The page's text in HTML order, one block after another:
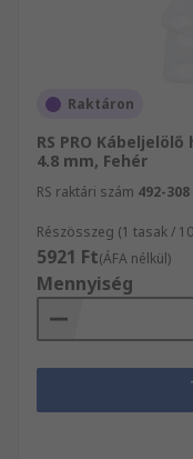
Raktáron
RS PRO
4.8 mm, Fehér
RS raktári szám 492-308
Részösszeg (1 tasak /
5921 Ft(ÁFA nélkül)
Mennyiség